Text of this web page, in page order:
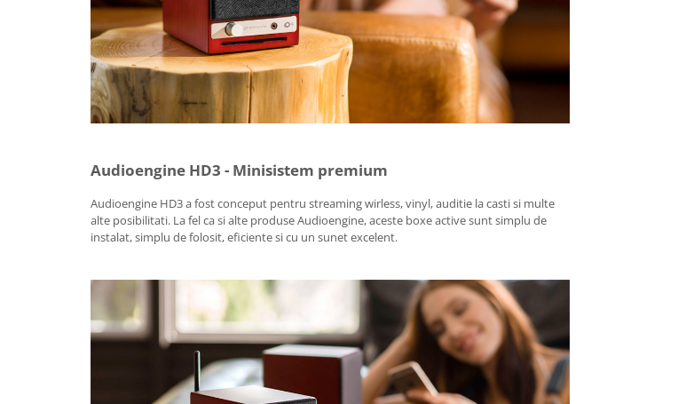
Audioengine HD3 - Minisistem premium
Audioengine HD3 a fost conceput pentru streaming wirless, vinyl, auditie la casti si multe
alte posibilitati. La fel ca si alte produse Audioengine, aceste boxe active sunt simplu de
instalat, simplu de folosit, eficiente si cu un sunet excelent.